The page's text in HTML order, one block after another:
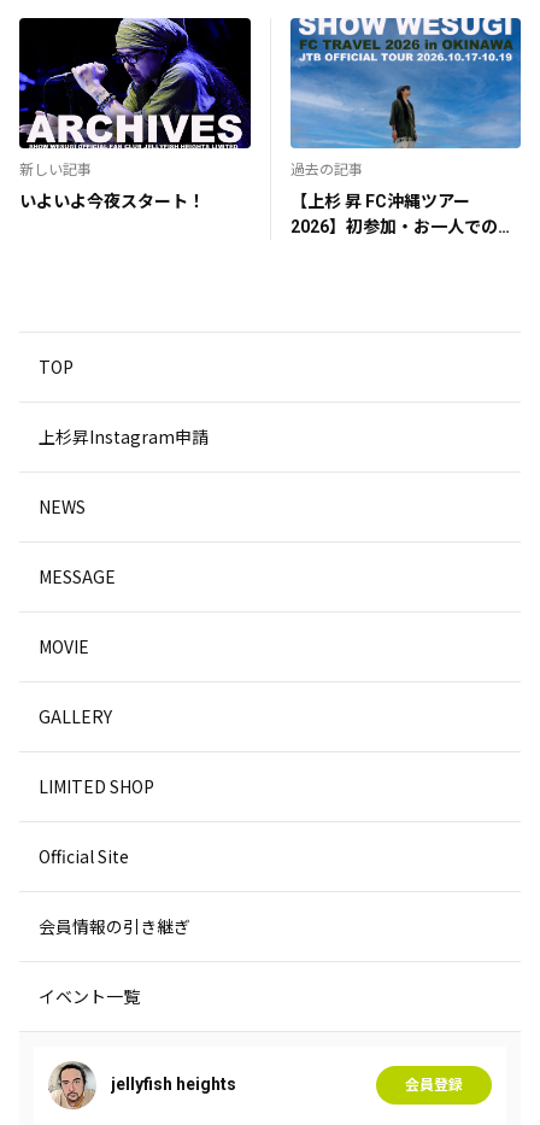
新しい記事
いよいよ今夜スタート！
過去の記事
【上杉 昇 FC沖縄ツアー
2026】初参加・お一人でのご
TOP
上杉昇Instagram申請
NEWS
MESSAGE
MOVIE
GALLERY
LIMITED SHOP
Official Site
会員情報の引き継ぎ
イベント一覧
jellyfish heights 会員登録